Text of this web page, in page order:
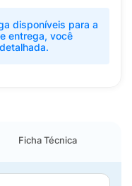
disponíveis para a
entrega, você
Ficha Técnica